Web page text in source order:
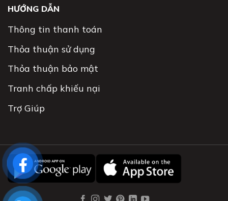
HƯỚNG DẪN
Thông tin thanh toán
Thỏa thuận sử dụng
Thỏa thuận bảo mật
Tranh chấp khiếu nại
Trợ Giúp